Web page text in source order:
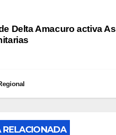
Delta Amacuro activa
RELACIONADA